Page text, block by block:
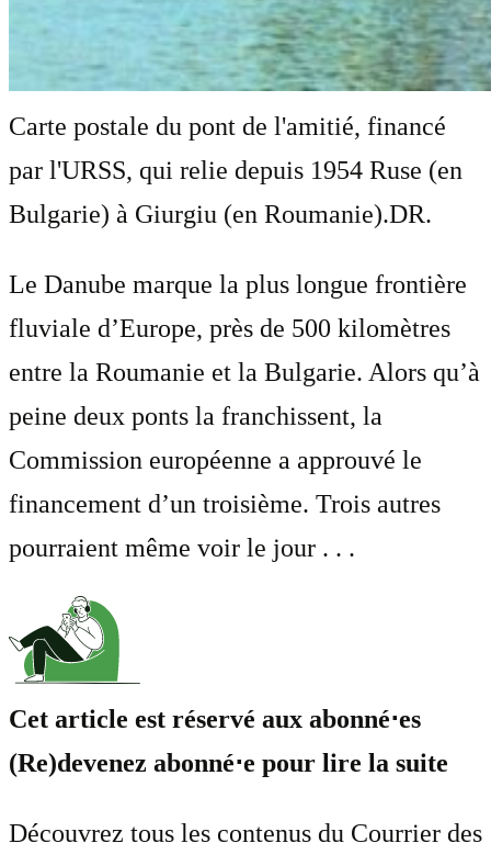
Carte postale du pont de l'amitié, financé
par l'URSS, qui relie depuis 1954 Ruse (en
Bulgarie) à Giurgiu (en Roumanie).DR.
Le Danube marque la plus longue frontière
fluviale d’Europe, près de 500 kilomètres
entre la Roumanie et la Bulgarie. Alors qu’à
peine deux ponts la franchissent, la
Commission européenne a approuvé le
financement d’un troisième. Trois autres
pourraient même voir le jour . . .
Cet article est réservé aux abonné⋅es
(Re)devenez abonné⋅e pour lire la suite
Découvrez tous les contenus du Courrier des